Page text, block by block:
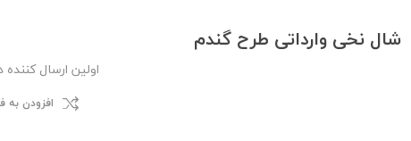
شال نخی وارداتی طرح گندم
اولین ارسال
افزودن به